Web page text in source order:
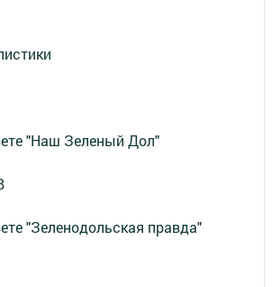
"Наш Зеленый Дол"
"Зеленодольская правда"